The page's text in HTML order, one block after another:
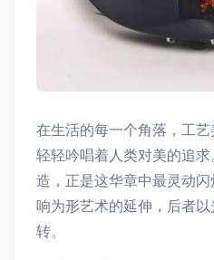
在生活的每一个角落，工艺
轻轻吟唱着人类对美的追
造，正是这华章中最灵动
响为形艺术的延伸，后者
转。